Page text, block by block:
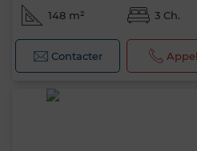
148 m² 3 Ch.
Contacter